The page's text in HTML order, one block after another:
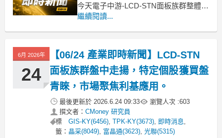
今天電子中游-LCD-STN面板族群整體走
勢疲軟，類股跌幅達到5.23%，盤中權值
全球消費性電子產品需求不振，加上面
板產業報價壓力仍在，
繼續閱讀...
6月 2026年
24
【06/24 產業即時新聞】LCD-STN
面板族群盤中走揚，特定個股獲買盤
青睞，市場聚焦利基應用。
最後更新於 2026.6.24 09:33 瀏覽人次 :603
撰文者： CMoney 研究員
標
籤：
GIS-KY(6456),TPK-KY(3673), 即時消息,
晶采(8049), 富晶通(3623),光聯(5315)